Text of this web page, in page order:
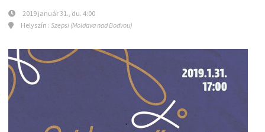
2019 január 31., du. 4:00
Helyszín : Szepsi (Moldava nad Bodvou)